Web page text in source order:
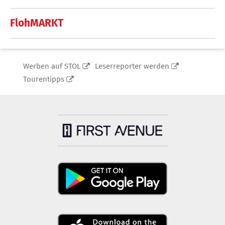
FlohMARKT
Werben auf STOL
Leserreporter werden
Tourentipps